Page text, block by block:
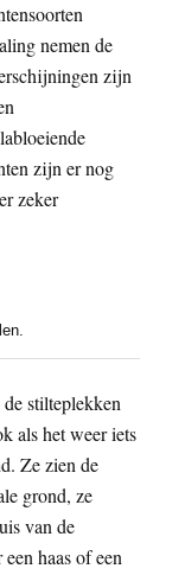
nemen de
zijn
zijn er nog
zeker
stilteplekken
als het weer iets
Ze zien de
grond, ze
van de
haas of een